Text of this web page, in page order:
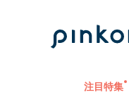
注目特集